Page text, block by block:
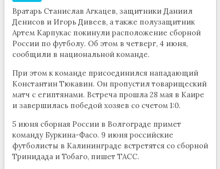
Вратарь Станислав Агкацев, защитники Даниил
Денисов и Игорь Дивеев, а также полузащитник
Артем Карпукас покинули расположение сборной
России по футболу. Об этом в четверг, 4 июня,
сообщили в национальной команде.
При этом к команде присоединился нападающий
Константин Тюкавин. Он пропустил товарищеский
матч с египтянами. Встреча прошла 28 мая в Каире
и завершилась победой хозяев со счетом 1:0.
5 июня сборная России в Волгограде примет
команду Буркина-Фасо. 9 июня российские
футболисты в Калининграде встретятся со сборной
Тринидада и Тобаго, пишет ТАСС.